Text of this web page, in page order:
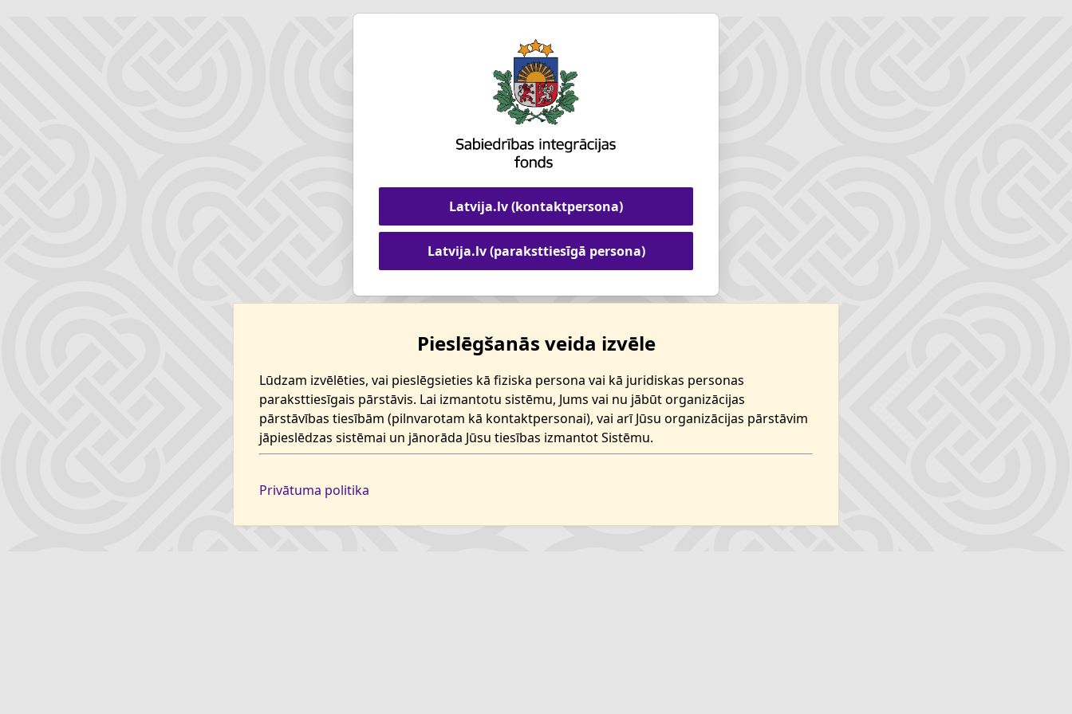
Latvija.lv (kontaktpersona)
Latvija.lv (paraksttiesīgā persona)
Pieslēgšanās veida izvēle
Lūdzam izvēlēties, vai pieslēgsieties kā fiziska persona vai kā juridiskas personas
paraksttiesīgais pārstāvis. Lai izmantotu sistēmu, Jums vai nu jābūt organizācijas
pārstāvības tiesībām (pilnvarotam kā kontaktpersonai), vai arī Jūsu organizācijas pārstāvim
jāpieslēdzas sistēmai un jānorāda Jūsu tiesības izmantot Sistēmu.
Privātuma politika